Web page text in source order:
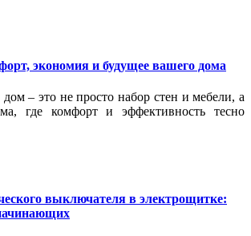
экономия и будущее вашего дома
– это не просто набор стен и мебели, а
где комфорт и эффективность тесно
выключателя в электрощитке: